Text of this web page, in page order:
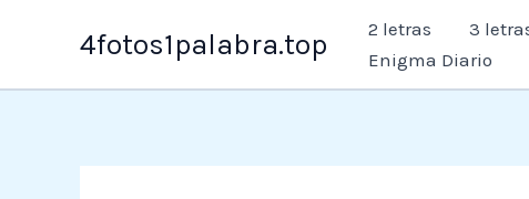
4fotos1palabra.top 2 letras 3
Enigma Diario